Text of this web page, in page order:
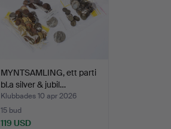
MYNTSAMLING, ett parti
bl.a silver & jubil…
Klubbades 10 apr 2026
15 bud
119 USD